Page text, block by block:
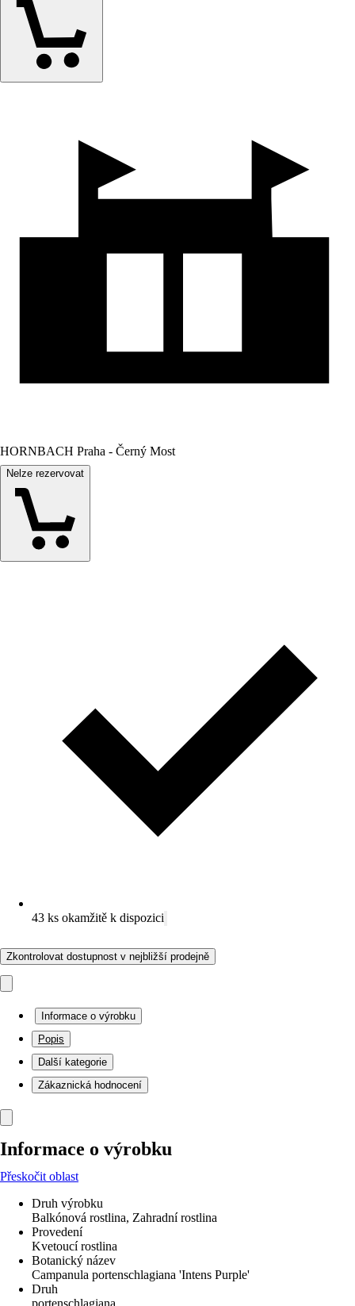
HORNBACH Praha - Černý Most
Nelze rezervovat
43 ks okamžitě k dispozici
Zkontrolovat dostupnost v nejbližší prodejně
Informace o výrobku
Popis
Další kategorie
Zákaznická hodnocení
Informace o výrobku
Přeskočit oblast
Druh výrobku
Balkónová rostlina, Zahradní rostlina
Provedení
Kvetoucí rostlina
Botanický název
Campanula portenschlagiana 'Intens Purple'
Druh
portenschlagiana